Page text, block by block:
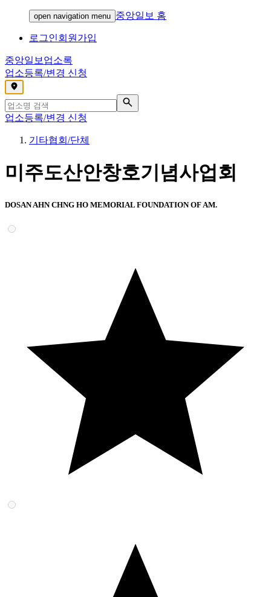
open navigation menu 중앙일보 홈
로그인회원가입
중앙일보 업소록
업소등록/변경 신청
,
업소등록/변경 신청
기타협회/단체
미주도산안창호기념사업회
DOSAN AHN CHNG HO MEMORIAL FOUNDATION OF AM.